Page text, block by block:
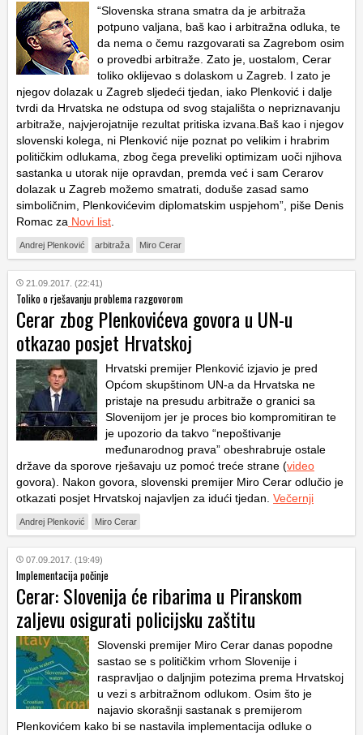
“Slovenska strana smatra da je arbitraža
potpuno valjana, baš kao i arbitražna odluka, te
da nema o čemu razgovarati sa Zagrebom osim
o provedbi arbitraže. Zato je, uostalom, Cerar
toliko oklijevao s dolaskom u Zagreb. I zato je
njegov dolazak u Zagreb sljedeći tjedan, iako Plenković i dalje
tvrdi da Hrvatska ne odstupa od svog stajališta o nepriznavanju
arbitraže, najvjerojatnije rezultat pritiska izvana.Baš kao i njegov
slovenski kolega, ni Plenković nije poznat po velikim i hrabrim
političkim odlukama, zbog čega preveliki optimizam uoči njihova
sastanka u utorak nije opravdan, premda već i sam Cerarov
dolazak u Zagreb možemo smatrati, doduše zasad samo
simboličnim, Plenkovićevim diplomatskim uspjehom”, piše Denis
Romac za Novi list
Andrej Plenković arbitraža Miro Cerar
21.09.2017. (22:41)
Toliko o rješavanju problema razgovorom
Cerar zbog Plenkovićeva govora u UN-u
otkazao posjet Hrvatskoj
Hrvatski premijer Plenković izjavio je pred
Općom skupštinom UN-a da Hrvatska ne
pristaje na presudu arbitraže o granici sa
Slovenijom jer je proces bio kompromitiran te
je upozorio da takvo “nepoštivanje
međunarodnog prava” obeshrabruje ostale
države da sporove rješavaju uz pomoć treće strane (video
govora). Nakon govora, slovenski premijer Miro Cerar odlučio je
otkazati posjet Hrvatskoj najavljen za idući tjedan. Večernji
Andrej Plenković Miro Cerar
07.09.2017. (19:49)
Implementacija počinje
Cerar: Slovenija će ribarima u Piranskom
zaljevu osigurati policijsku zaštitu
Slovenski premijer Miro Cerar danas popodne
sastao se s političkim vrhom Slovenije i
raspravljao o daljnjim potezima prema Hrvatskoj
u vezi s arbitražnom odlukom. Osim što je
najavio skorašnji sastanak s premijerom
Plenkovićem kako bi se nastavila implementacija odluke o